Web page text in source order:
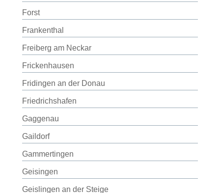
Forst
Frankenthal
Freiberg am Neckar
Frickenhausen
Fridingen an der Donau
Friedrichshafen
Gaggenau
Gaildorf
Gammertingen
Geisingen
Geislingen an der Steige